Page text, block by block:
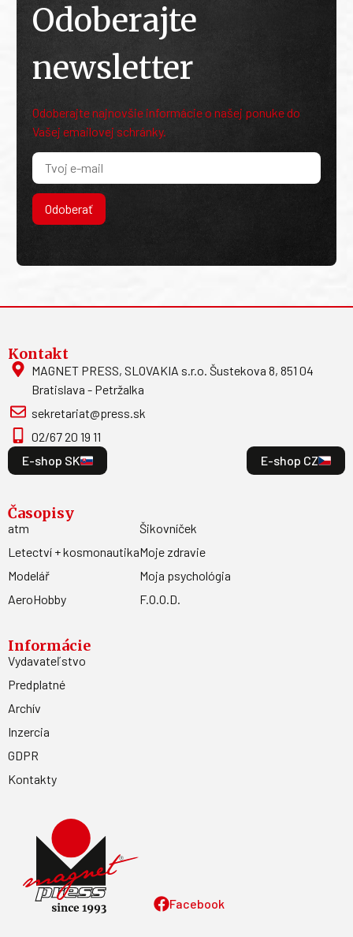
Odoberajte
newsletter
Odoberajte najnovšie informácie o našej ponuke do
Vašej emailovej schránky.
Odoberať
Facebook
Kontakt
MAGNET PRESS, SLOVAKIA s.r.o. Šustekova 8, 851 04
Bratislava - Petržalka
sekretariat@press.sk
02/67 20 19 11
E-shop SK
E-shop CZ
Časopisy
atm
Letectví + kosmonautika
Modelář
AeroHobby
Šikovníček
Moje zdravie
Moja psychológia
F.O.O.D.
Informácie
Vydavateľstvo
Predplatné
Archív
Inzercia
GDPR
Kontakty